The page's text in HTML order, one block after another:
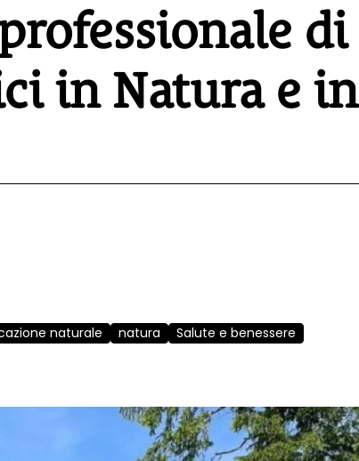
di
in Natura e in
naturale natura
Salute e benessere